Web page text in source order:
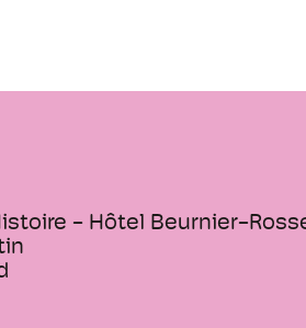
Es werden insbesondere
Mützen (lokale
Fürstentums,
sowie einige Spielzeuge
ausgestellt. Das
- Hôtel Beurnier-